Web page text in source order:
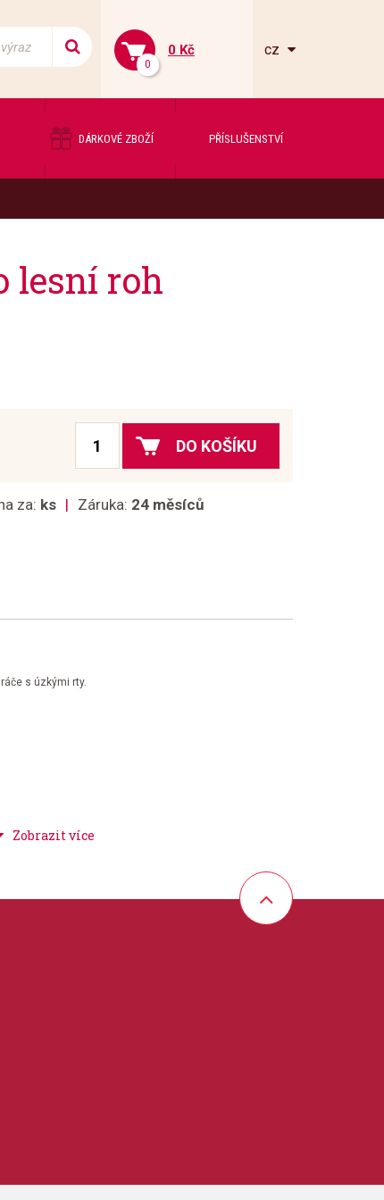
0
0 Kč cz
DÁRKOVÉ ZBOŽÍ PŘÍSLUŠENSTVÍ
lesní roh
DO KOŠÍKU
za: ks Záruka: 24 měsíců
s úzkými rty.
okraji nátrubku. Čím větší číslo, tím menší je průměr.
kotlíku nátrubku a s tím spojené vrtání.